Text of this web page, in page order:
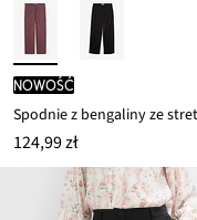
nowość
124,99 zł